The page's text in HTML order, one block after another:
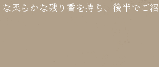
柔らかな残り香を持ち、後半でご